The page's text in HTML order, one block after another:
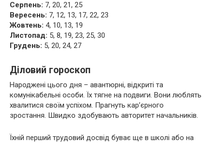
Серпень: 7, 20, 21, 25
Вересень: 7, 12, 13, 17, 22, 23
Жовтень: 4, 10, 13, 19
Листопад: 5, 8, 19, 23, 25, 30
Грудень: 5, 20, 24, 27
Діловий гороскоп
Народжені цього дня – авантюрні, відкриті та
комунікабельні особи. Їх тягне на подвиги. Вони люблять
хвалитися своїм успіхом. Прагнуть кар’єрного
зростання. Швидко здобувають авторитет начальників.
Їхній перший трудовий досвід буває ще в школі або на